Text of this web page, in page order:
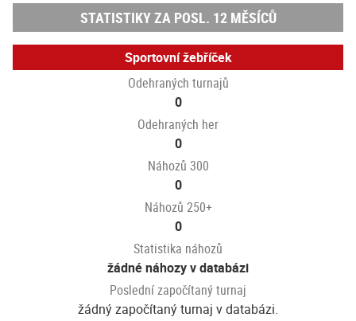
STATISTIKY ZA POSL. 12 MĚSÍCŮ
Sportovní žebříček
Odehraných turnajů
0
Odehraných her
0
Náhozů 300
0
Náhozů 250+
0
Statistika náhozů
žádné náhozy v databázi
Poslední započítaný turnaj
žádný započítaný turnaj v databázi.